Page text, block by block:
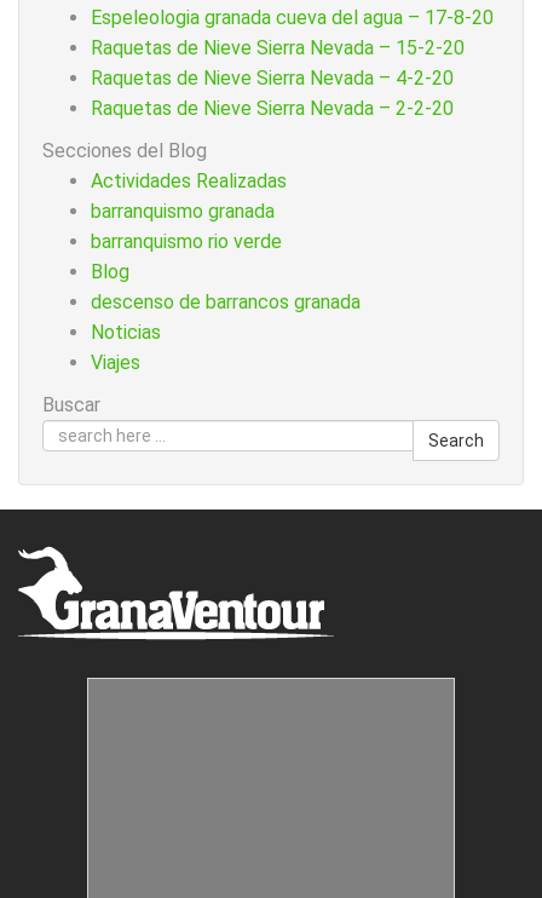
Espeleologia granada cueva del agua – 17-8-20
Raquetas de Nieve Sierra Nevada – 15-2-20
Raquetas de Nieve Sierra Nevada – 4-2-20
Raquetas de Nieve Sierra Nevada – 2-2-20
Secciones del Blog
Actividades Realizadas
barranquismo granada
barranquismo rio verde
Blog
descenso de barrancos granada
Noticias
Viajes
Buscar
Search